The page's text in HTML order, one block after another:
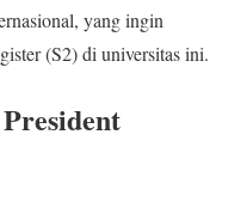
yang ingin
(S2) di universitas ini.